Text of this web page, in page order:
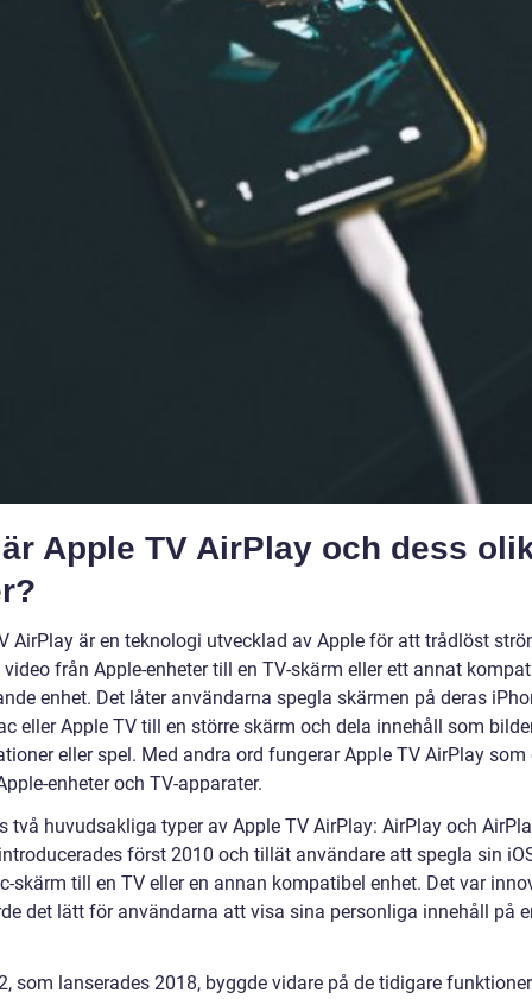
Apple TV AirPlay och dess
AirPlay är en teknologi utvecklad av Apple för att trådlöst
från Apple-enheter till en TV-skärm eller ett annat
enhet. Det låter användarna spegla skärmen på deras
eller Apple TV till en större skärm och dela innehåll som
eller spel. Med andra ord fungerar Apple TV AirPlay som
enheter och TV-apparater.
två huvudsakliga typer av Apple TV AirPlay: AirPlay och
först 2010 och tillät användare att spegla sin
skärm till en TV eller en annan kompatibel enhet. Det var
det lätt för användarna att visa sina personliga innehåll på
som lanserades 2018, byggde vidare på de tidigare